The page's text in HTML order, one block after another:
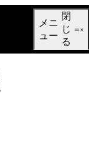
メニ
ュー
閉
じ
る